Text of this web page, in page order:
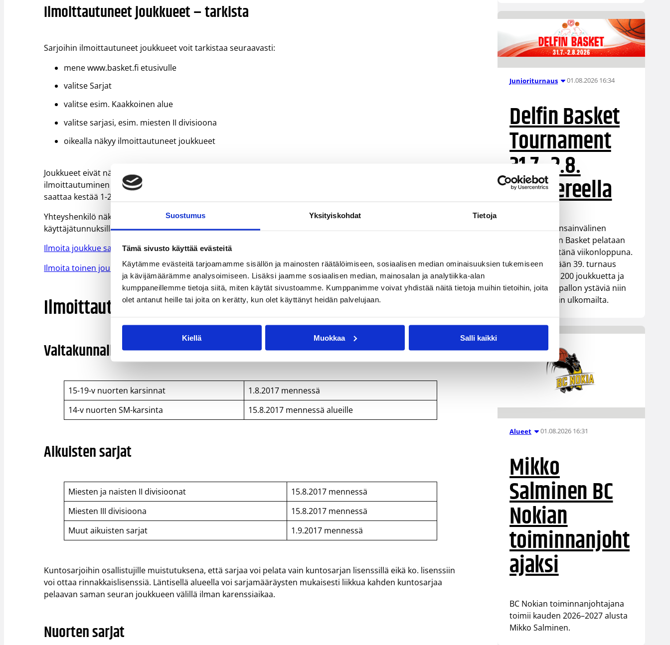
Suostumus Yksityiskohdat Tietoja
Tämä sivusto käyttää evästeitä
Käytämme evästeitä tarjoamamme sisällön ja mainosten räätälöimiseen, sosiaalisen median ominaisuuksien tukemiseen
ja kävijämäärämme analysoimiseen. Lisäksi jaamme sosiaalisen median, mainosalan ja analytiikka-alan
kumppaneillemme tietoja siitä, miten käytät sivustoamme. Kumppanimme voivat yhdistää näitä tietoja muihin tietoihin, joita
olet antanut heille tai joita on kerätty, kun olet käyttänyt heidän palvelujaan.
Kiellä Muokkaa Salli kaikki
Ilmoittautuneet joukkueet – tarkista
Sarjoihin ilmoittautuneet joukkueet voit tarkistaa seuraavasti:
mene www.basket.fi etusivulle
valitse Sarjat
valitse esim. Kaakkoinen alue
valitse sarjasi, esim. miesten II divisioona
oikealla näkyy ilmoittautuneet joukkueet
Joukkueet eivät näy välittömästi ilmoittautumisen jälkeen, vaan viimeistään seuraavana arkipäivänä, kun
ilmoittautuminen on tarkistettu ja hyväksytty. Heinäkuussa ilmoittautumisten tarkistus ja hyväksyminen
saattaa kestää 1-2 viikkoa.
Yhteyshenkilö näkee omat ilmoittautumisensa yhteyshenkilön näkymässä kirjautumalla BasketHotelliin omilla
käyttäjätunnuksilla.
Ilmoita joukkue sarjaan – ohjeet(217 kB)
Ilmoita toinen joukkue – ohjeet (130 kB)
Ilmoittautumisaikojen päättymispäivät
Valtakunnalliset sarjat
15-19-v nuorten karsinnat
1.8.2017 mennessä
14-v nuorten SM-karsinta
15.8.2017 mennessä alueille
Aikuisten sarjat
Miesten ja naisten II divisioonat
15.8.2017 mennessä
Miesten III divisioona
15.8.2017 mennessä
Muut aikuisten sarjat
1.9.2017 mennessä
Kuntosarjoihin osallistujille muistutuksena, että sarjaa voi pelata vain kuntosarjan lisenssillä eikä ko. lisenssiin
voi ottaa rinnakkaislisenssiä. Läntisellä alueella voi sarjamääräysten mukaisesti liikkua kahden kuntosarjaa
pelaavan saman seuran joukkueen välillä ilman karenssiaikaa.
Nuorten sarjat
Junioriturnaus 01.08.2026 16:34
Delfin Basket
Tournament
31.7.-2.8.
Tampereella
Koripallon kansainvälinen
turnaus Delfin Basket pelataan
Tampereella tänä viikonloppuna.
Järjestyksessään 39. turnaus
kerää yhteen 200 joukkuetta ja
tuhansia koripallon ystäviä niin
Suomesta kuin ulkomailta.
Alueet 01.08.2026 16:31
Mikko
Salminen BC
Nokian
toiminnanjoht
ajaksi
BC Nokian toiminnanjohtajana
toimii kauden 2026–2027 alusta
Mikko Salminen.